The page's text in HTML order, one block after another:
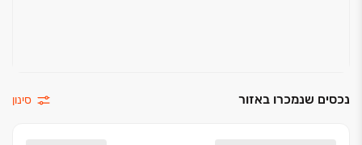
נכסים שנמכרו באזור סינון